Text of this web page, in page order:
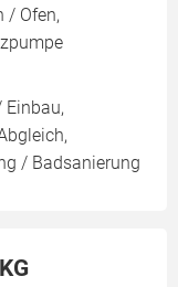
/ Ofen,
Einbau,
/ Badsanierung